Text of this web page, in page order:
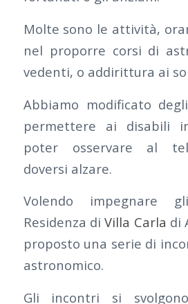
Molte sono le attività,
nel proporre corsi di
vedenti, o addirittura ai
Abbiamo modificato
permettere ai disabili
poter osservare al
doversi alzare.
Volendo impegnare
Residenza diVilla Carla di
proposto una serie di
astronomico.
Gli incontri si